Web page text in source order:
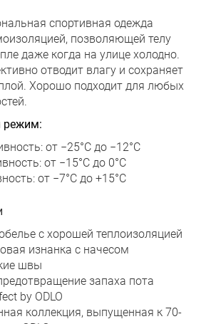
спортивная одежда
позволяющей телу
даже когда на улице холодно.
отводит влагу и сохраняет
Хорошо подходит для любых
режим:
от −25°C до −12°C
от −15°C до 0°C
от −7°C до +15°C
с хорошей теплоизоляцией
изнанка с начесом
швы
запаха пота
by ODLO
коллекция, выпущенная к 70-